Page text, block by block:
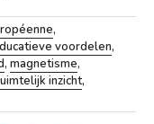
,
voordelen,
, magnetisme,
inzicht,